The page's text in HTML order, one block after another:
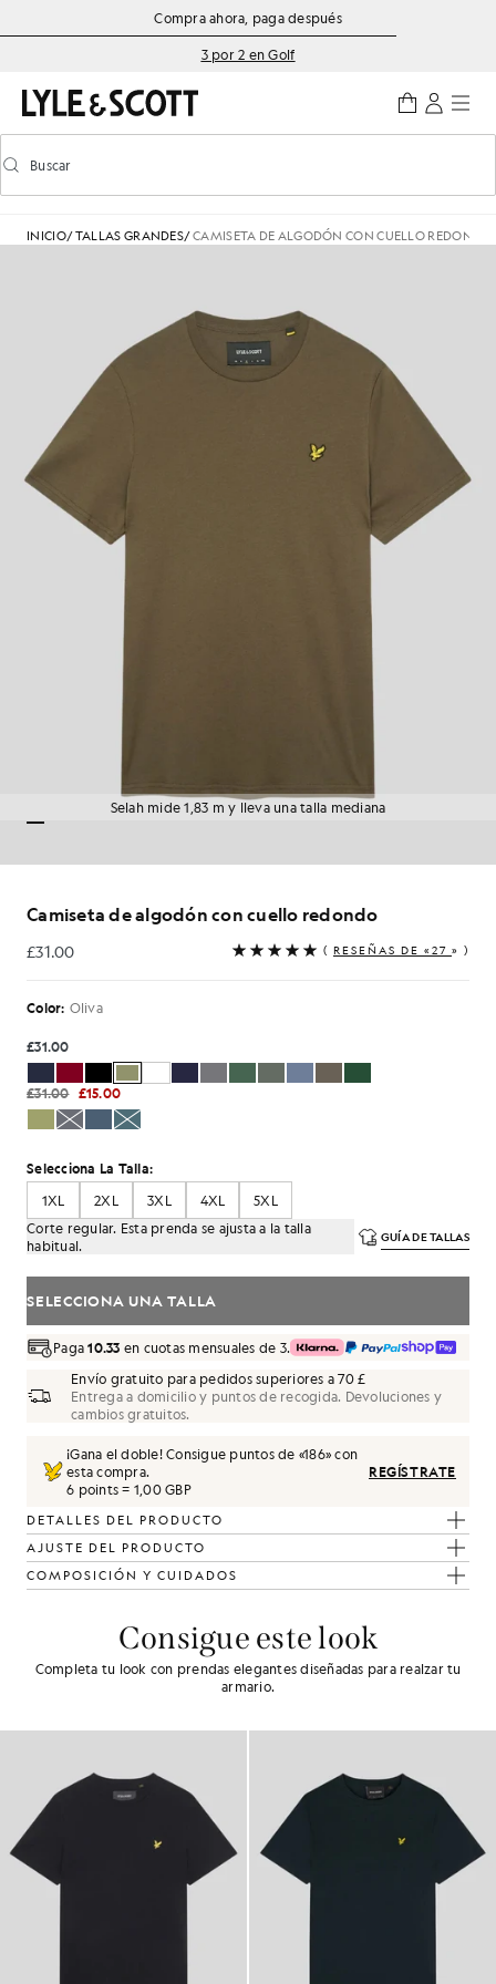
Saltar al contenido principal
Información de accesibilidadCompra ahora, paga después
3 por 2 en Golf
Activar/desactivar la búsqueda predictiva
Buscar
INICIO/TALLAS GRANDES/CAMISETA DE ALGODÓN CON CUELLO REDONDO
Selah mide 1,83 m y lleva una talla mediana
Camiseta de algodón con cuello redondo
£31.00
£31.00 ( RESEÑAS DE «27 » )
Color: Oliva
£31.00
£31.00 £15.00
Selecciona La Talla:
1XL
2XL 3XL 4XL
5XL
Corte regular. Esta prenda se ajusta a la talla
habitual.
GUÍA DE TALLAS
SELECCIONA UNA TALLA
Paga10.33 en cuotas mensuales de 3.
Envío gratuito para pedidos superiores a 70 £
Entrega a domicilio y puntos de recogida. Devoluciones y
cambios gratuitos.
¡Gana el doble! Consigue puntos de «186» con
esta compra.
6 points = 1,00 GBP
REGÍSTRATE
DETALLES DEL PRODUCTO
AJUSTE DEL PRODUCTO
COMPOSICIÓN Y CUIDADOS
Consigue este look
Completa tu look con prendas elegantes diseñadas para realzar tu
armario.